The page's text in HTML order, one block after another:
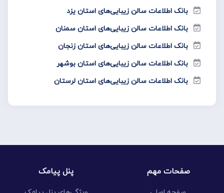
بانک اطلاعات سالن زیبایی‌های استان یزد
بانک اطلاعات سالن زیبایی‌های استان سمنان
بانک اطلاعات سالن زیبایی‌های استان زنجان
بانک اطلاعات سالن زیبایی‌های استان بوشهر
بانک اطلاعات سالن زیبایی‌های استان لرستان
صفحات مهم پنل پیامک